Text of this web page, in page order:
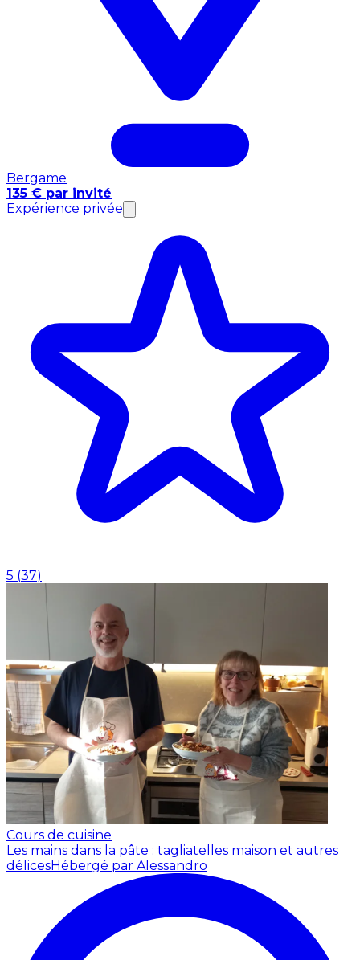
Bergame
135 € par invité
Expérience privée
5 (37)
Cours de cuisine
Les mains dans la pâte : tagliatelles maison et autres
délicesHébergé par Alessandro